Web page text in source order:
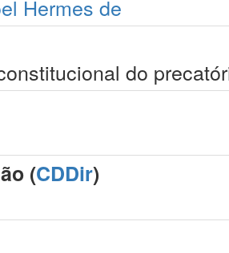
Hermes de
do
(CDDir)